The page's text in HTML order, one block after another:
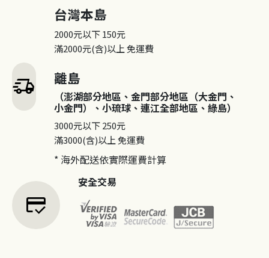
delivery_truck_speed
台灣本島
2000元以下150元
滿2000元(含)以上免運費
離島
（澎湖部分地區、金門部分地區（大金門、
小金門）、小琉球、連江全部地區、綠島）
3000元以下250元
滿3000(含)以上免運費
* 海外配送依實際運費計算
credit_score
安全交易